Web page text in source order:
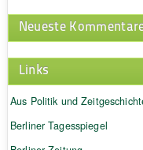
Neueste
Links
Aus Politik und
Berliner Tagesspiegel